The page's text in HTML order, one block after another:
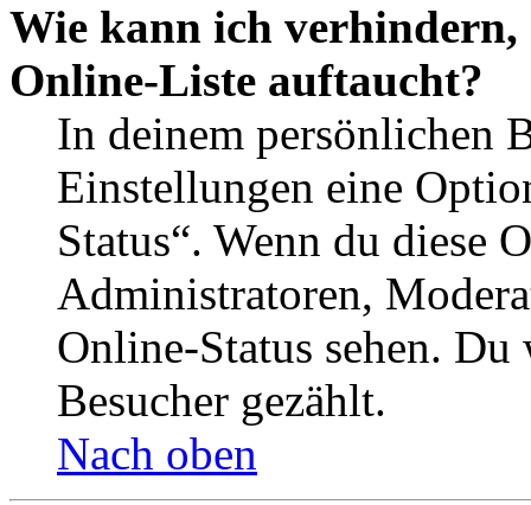
Wie kann ich verhindern,
Online-Liste auftaucht?
In deinem persönlichen
Einstellungen eine
Status“. Wenn du diese
Administratoren,
Online-Status sehen.
Besucher gezählt.
Nach oben